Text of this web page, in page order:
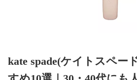
kate spade(ケイトスペー